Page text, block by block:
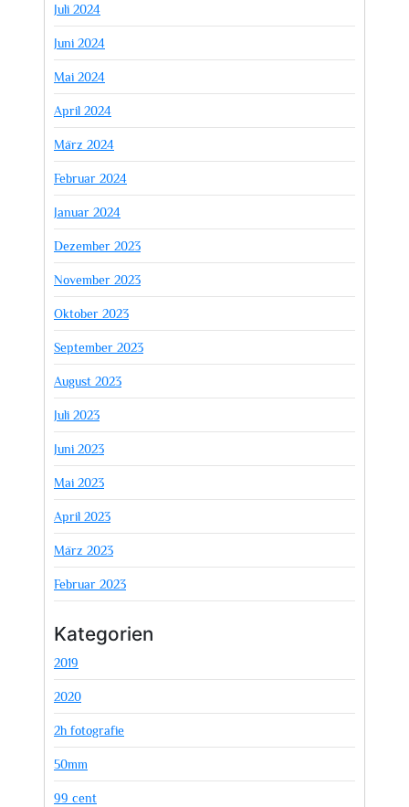
Juli 2024
Juni 2024
Mai 2024
April 2024
März 2024
Februar 2024
Januar 2024
Dezember 2023
November 2023
Oktober 2023
September 2023
August 2023
Juli 2023
Juni 2023
Mai 2023
April 2023
März 2023
Februar 2023
Kategorien
2019
2020
2h fotografie
50mm
99 cent